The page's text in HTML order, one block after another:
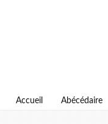
Accueil Abécédaire